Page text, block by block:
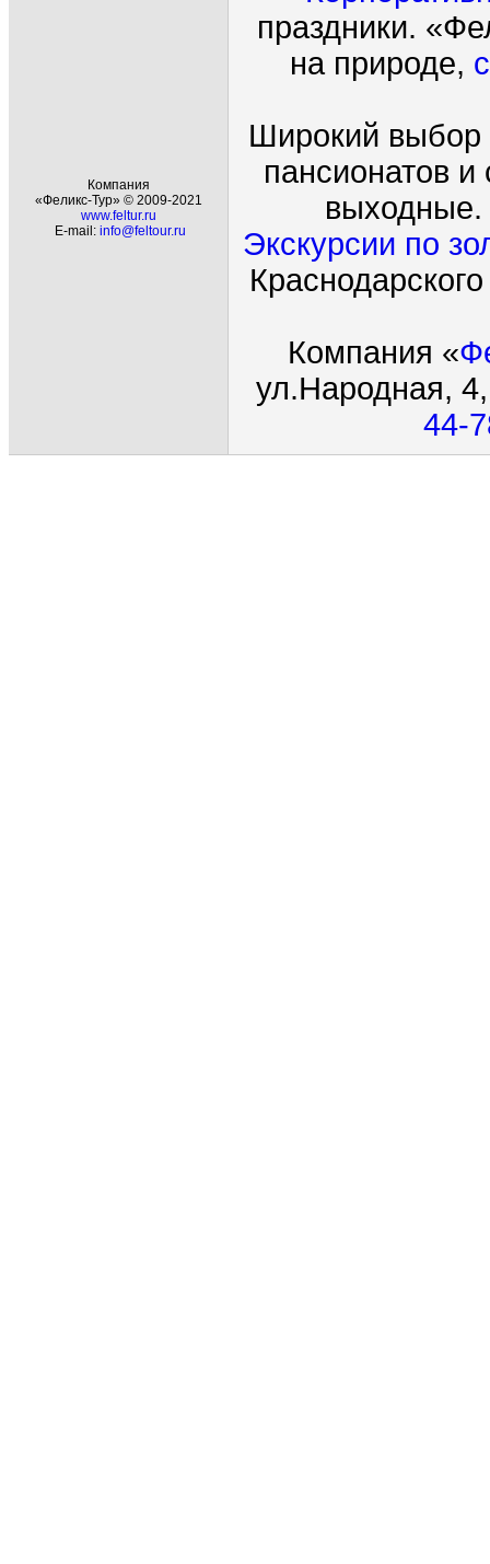
Компания
«Феликс-Тур» © 2009-2021
www.feltur.ru
E-mail: info@feltour.ru
праздники.
на природе,
Широкий выбор
пансионатов
выходные.
Экскурсии по
Компания «
ул.Народная,
44-